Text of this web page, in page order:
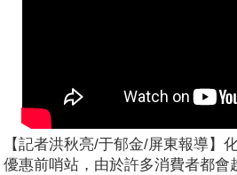
【記者洪秋亮/于郁金/屏東報導】
優惠前哨站，由於許多消費者都